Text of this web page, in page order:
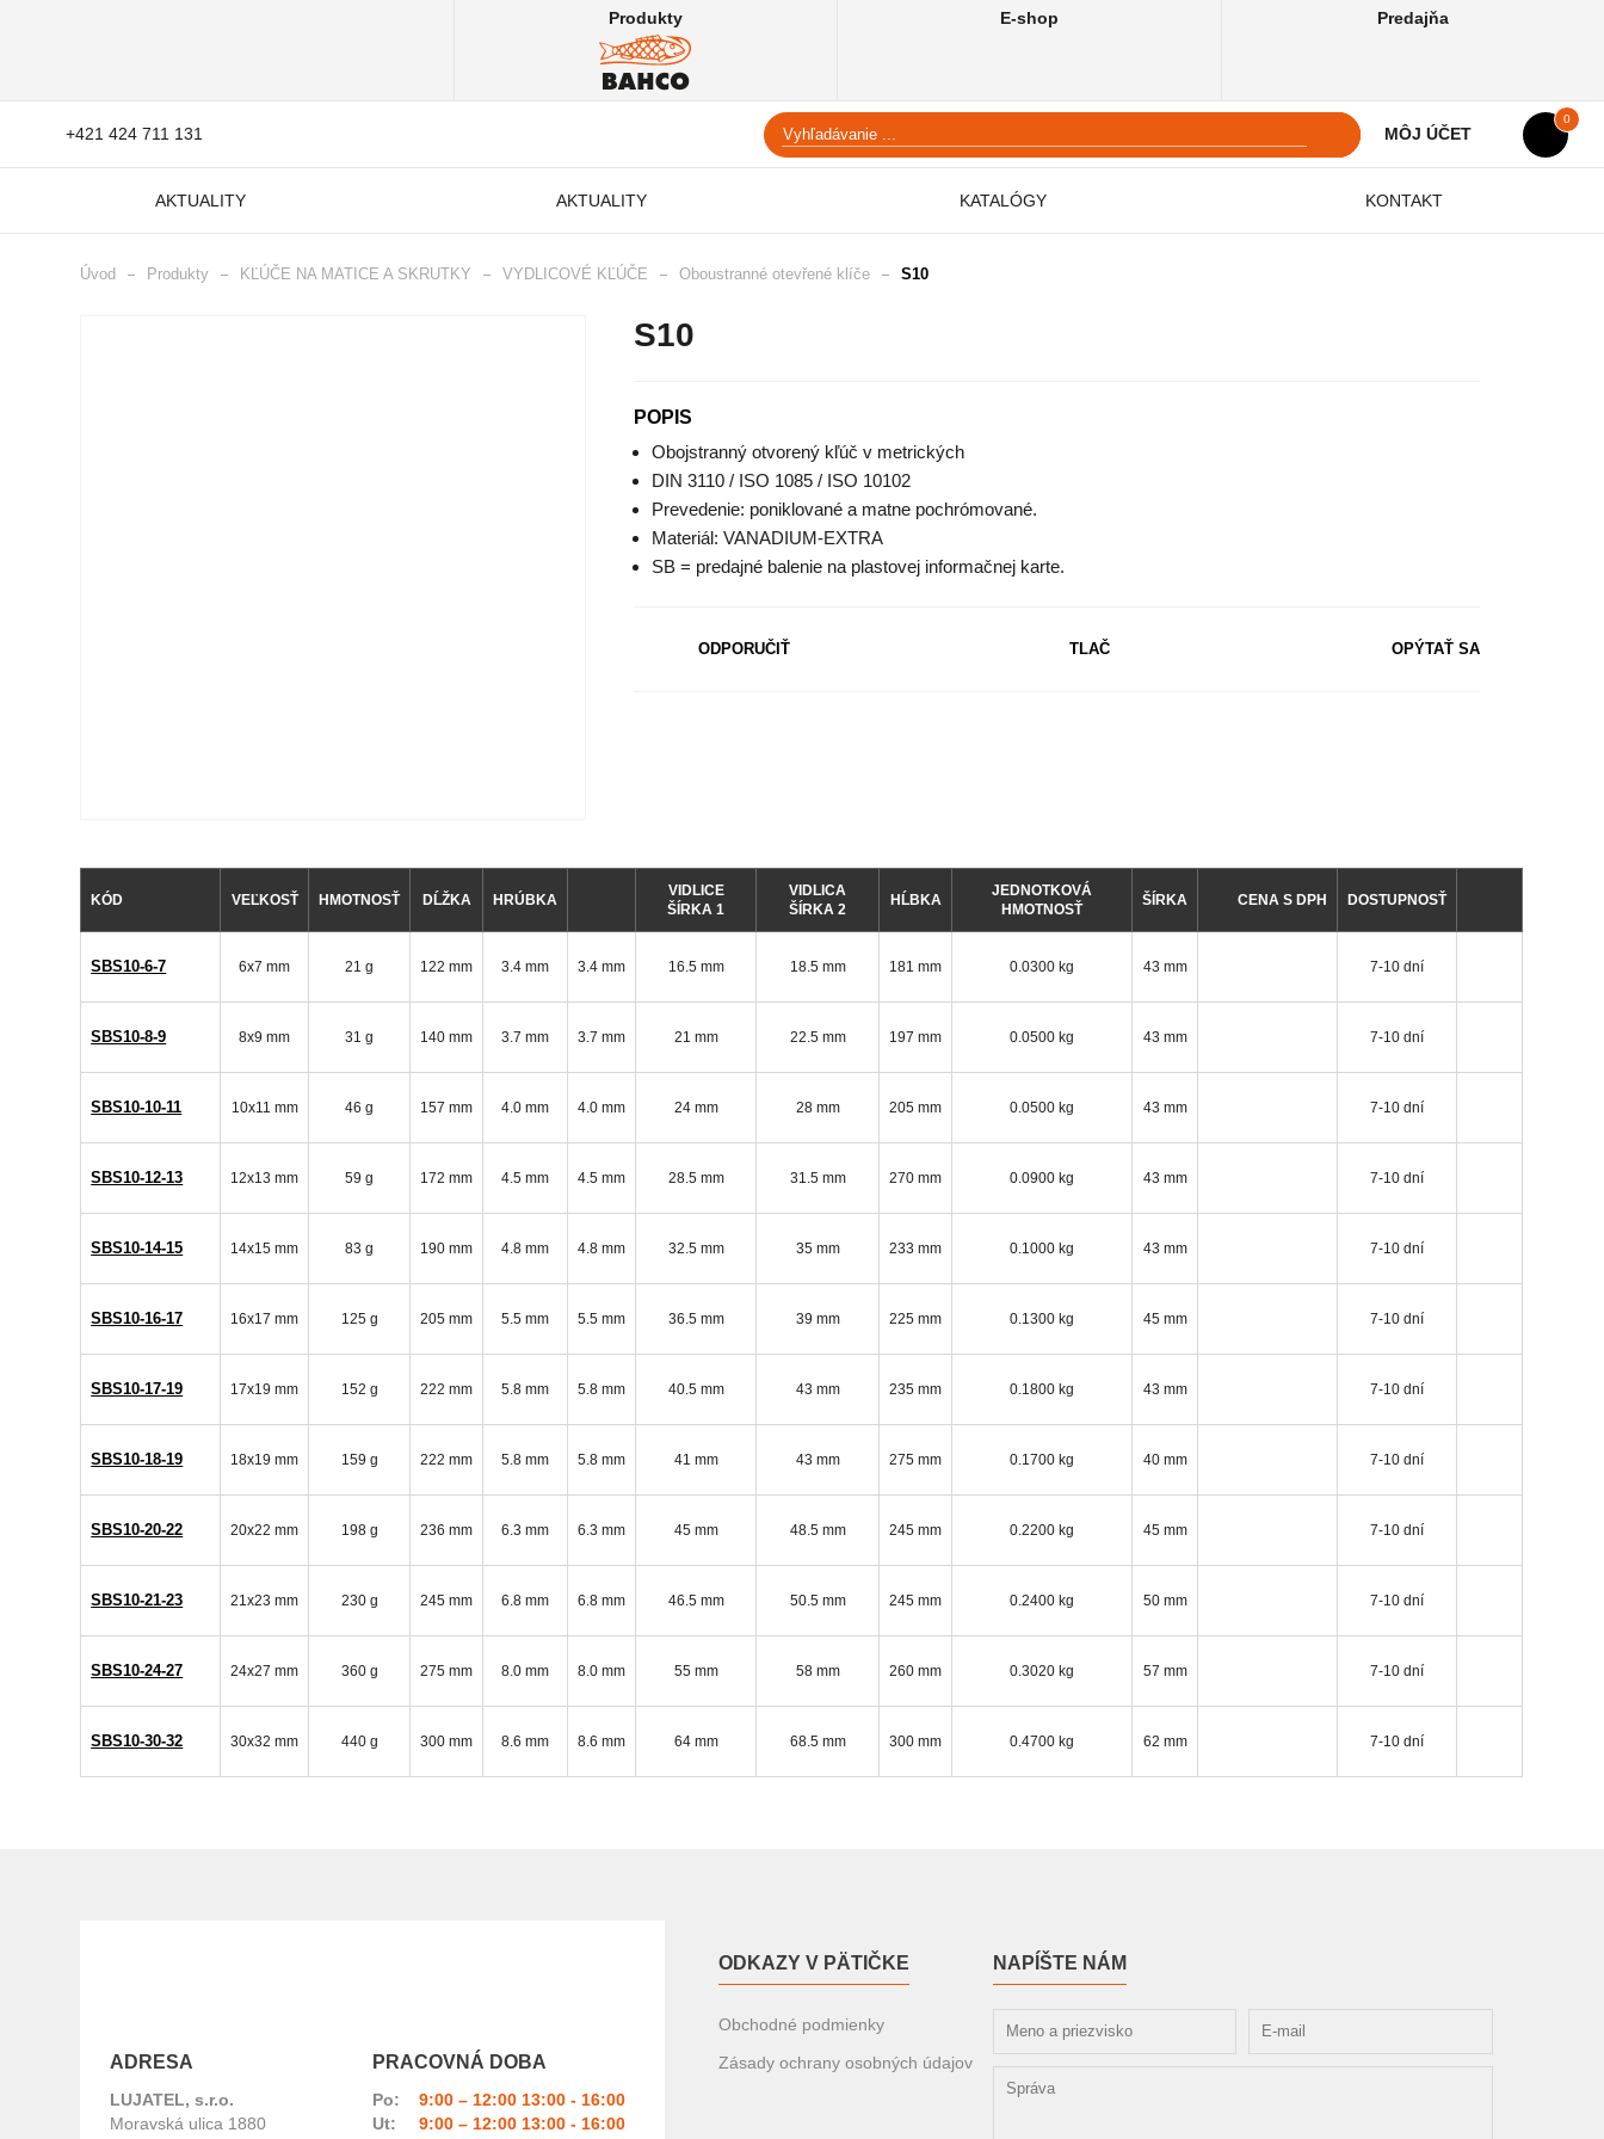
Produkty E-shop Predajňa
+421 424 711 131 MÔJ ÚČET
0
AKTUALITY AKTUALITY KATALÓGY KONTAKT
Úvod Produkty KĽÚČE NA MATICE A SKRUTKY VYDLICOVÉ KĽÚČE Oboustranné otevřené klíče S10
S10
POPIS
Obojstranný otvorený kľúč v metrických
DIN 3110 / ISO 1085 / ISO 10102
Prevedenie: poniklované a matne pochrómované.
Materiál: VANADIUM-EXTRA
SB = predajné balenie na plastovej informačnej karte.
ODPORUČIŤ TLAČ OPÝTAŤ SA
KÓD VEĽKOSŤ HMOTNOSŤ DĹŽKA HRÚBKA
VIDLICE
ŠÍRKA 1
VIDLICA
ŠÍRKA 2
HĹBKA
JEDNOTKOVÁ
HMOTNOSŤ
ŠÍRKA CENA S DPH DOSTUPNOSŤ
SBS10-6-7 6x7 mm 21 g 122 mm 3.4 mm 3.4 mm 16.5 mm 18.5 mm 181 mm 0.0300 kg 43 mm 7-10 dní
SBS10-8-9 8x9 mm 31 g 140 mm 3.7 mm 3.7 mm 21 mm 22.5 mm 197 mm 0.0500 kg 43 mm 7-10 dní
SBS10-10-11 10x11 mm 46 g 157 mm 4.0 mm 4.0 mm 24 mm 28 mm 205 mm 0.0500 kg 43 mm 7-10 dní
SBS10-12-13 12x13 mm 59 g 172 mm 4.5 mm 4.5 mm 28.5 mm 31.5 mm 270 mm 0.0900 kg 43 mm 7-10 dní
SBS10-14-15 14x15 mm 83 g 190 mm 4.8 mm 4.8 mm 32.5 mm 35 mm 233 mm 0.1000 kg 43 mm 7-10 dní
SBS10-16-17 16x17 mm 125 g 205 mm 5.5 mm 5.5 mm 36.5 mm 39 mm 225 mm 0.1300 kg 45 mm 7-10 dní
SBS10-17-19 17x19 mm 152 g 222 mm 5.8 mm 5.8 mm 40.5 mm 43 mm 235 mm 0.1800 kg 43 mm 7-10 dní
SBS10-18-19 18x19 mm 159 g 222 mm 5.8 mm 5.8 mm 41 mm 43 mm 275 mm 0.1700 kg 40 mm 7-10 dní
SBS10-20-22 20x22 mm 198 g 236 mm 6.3 mm 6.3 mm 45 mm 48.5 mm 245 mm 0.2200 kg 45 mm 7-10 dní
SBS10-21-23 21x23 mm 230 g 245 mm 6.8 mm 6.8 mm 46.5 mm 50.5 mm 245 mm 0.2400 kg 50 mm 7-10 dní
SBS10-24-27 24x27 mm 360 g 275 mm 8.0 mm 8.0 mm 55 mm 58 mm 260 mm 0.3020 kg 57 mm 7-10 dní
SBS10-30-32 30x32 mm 440 g 300 mm 8.6 mm 8.6 mm 64 mm 68.5 mm 300 mm 0.4700 kg 62 mm 7-10 dní
ADRESA
LUJATEL, s.r.o.
Moravská ulica 1880
PRACOVNÁ DOBA
Po:
9:00 – 12:00 13:00 - 16:00
Ut:
9:00 – 12:00 13:00 - 16:00
ODKAZY V PÄTIČKE
Obchodné podmienky
Zásady ochrany osobných údajov
NAPÍŠTE NÁM